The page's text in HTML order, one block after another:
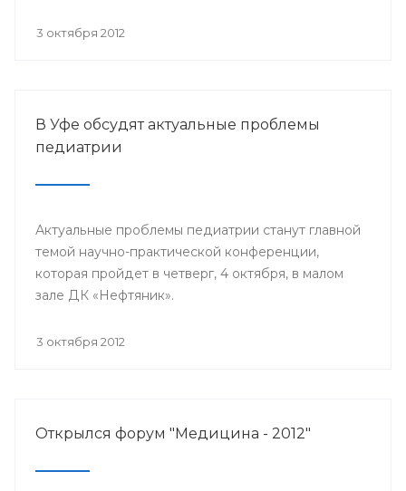
3 октября 2012
В Уфе обсудят актуальные проблемы
педиатрии
Актуальные проблемы педиатрии станут главной
темой научно-практической конференции,
которая пройдет в четверг, 4 октября, в малом
зале ДК «Нефтяник».
3 октября 2012
Открылся форум "Медицина - 2012"